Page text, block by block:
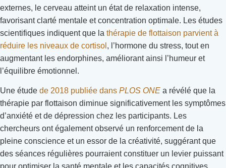
externes, le cerveau atteint un état de relaxation intense,
favorisant clarté mentale et concentration optimale. Les études
scientifiques indiquent que la thérapie de flottaison parvient à
réduire les niveaux de cortisol , l’hormone du stress, tout en
augmentant les endorphines, améliorant ainsi l’humeur et
l’équilibre émotionnel.
Une étude de 2018 publiée dans PLOS ONE a révélé que la
thérapie par flottaison diminue significativement les symptômes
d’anxiété et de dépression chez les participants. Les
chercheurs ont également observé un renforcement de la
pleine conscience et un essor de la créativité, suggérant que
des séances régulières pourraient constituer un levier puissant